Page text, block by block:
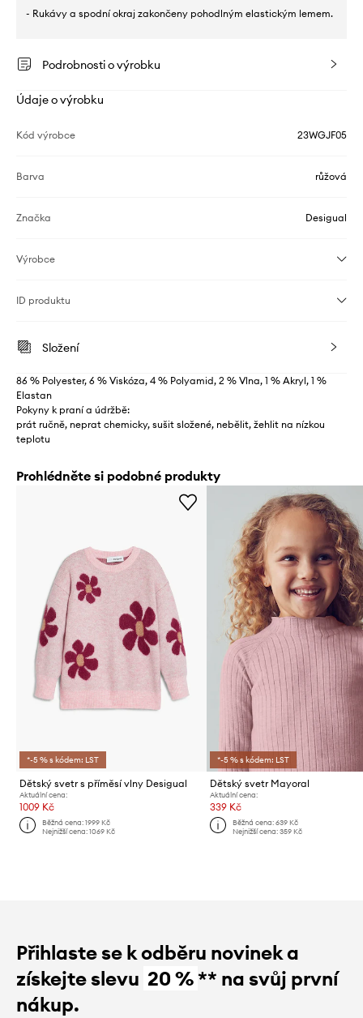
- Rukávy a spodní okraj zakončeny pohodlným elastickým lemem.
Podrobnosti o výrobku
Údaje o výrobku
Kód výrobce 23WGJF05
Barva růžová
Značka Desigual
Výrobce
ID produktu
Složení
86 % Polyester, 6 % Viskóza, 4 % Polyamid, 2 % Vlna, 1 % Akryl, 1 %
Elastan
Pokyny k praní a údržbě:
prát ručně, neprat chemicky, sušit složené, nebělit, žehlit na nízkou
teplotu
Prohlédněte si podobné produkty
*-5 % s kódem: LST
Dětský svetr s příměsí vlny Desigual
Aktuální cena:
1009 Kč
Běžná cena:1999 Kč
Nejnižší cena:1069 Kč
*-5 % s kódem: LST
Dětský svetr Mayoral
Aktuální cena:
339 Kč
Běžná cena: 639 Kč
Nejnižší cena: 359 Kč
Přihlaste se k odběru novinek a
získejte slevu 20 %** na svůj první
nákup.